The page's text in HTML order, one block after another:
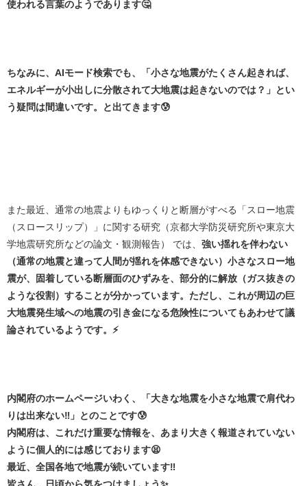
使われる言葉のようであります🤔
ちなみに、AIモード検索でも、「小さな地震がたくさん起きれば、
エネルギーが小出しに分散されて大地震は起きないのでは？」とい
う疑問は間違いです。と出てきます😰
また最近、通常の地震よりもゆっくりと断層がすべる「スロー地震
（スロースリップ）」に関する研究（京都大学防災研究所や東京大
学地震研究所などの論文・観測報告） では、 強い揺れを伴わない
（通常の地震と違って人間が揺れを体感できない）小さなスロー地
震が、固着している断層面のひずみを、部分的に解放（ガス抜きの
ような役割）することが分かっています。ただし、これが周辺の巨
大地震発生域への地震の引き金になる危険性についてもあわせて議
論されているようです。⚡
内閣府のホームページいわく、「大きな地震を小さな地震で肩代わ
りは出来ない‼️」とのことです😰
内閣府は、これだけ重要な情報を、あまり大きく報道されていない
ように個人的には感じております😫
最近、全国各地で地震が続いています‼️